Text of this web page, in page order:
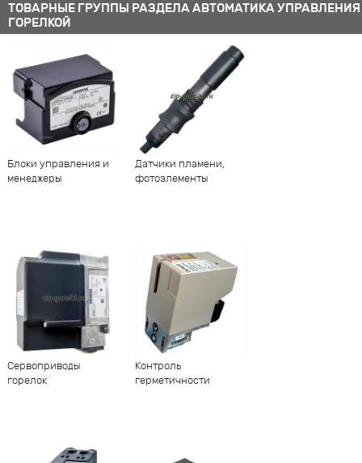
ТОВАРНЫЕ ГРУППЫ РАЗДЕЛА АВТОМАТИКА УПРАВЛЕНИЯ
ГОРЕЛКОЙ
Блоки управления и
менеджеры
Датчики пламени,
фотоэлементы
Сервоприводы
горелок
Контроль
герметичности